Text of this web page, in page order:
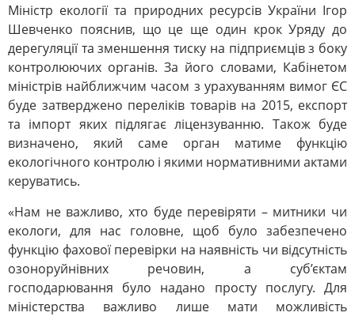
Міністр екології та природних ресурсів України Ігор
Шевченко пояснив, що це ще один крок Уряду до
дерегуляції та зменшення тиску на підприємців з боку
контролюючих органів. За його словами, Кабінетом
міністрів найближчим часом з урахуванням вимог ЄС
буде затверджено переліків товарів на 2015, експорт
та імпорт яких підлягає ліцензуванню. Також буде
визначено, який саме орган матиме функцію
екологічного контролю і якими нормативними актами
керуватись.
«Нам не важливо, хто буде перевіряти – митники чи
екологи, для нас головне, щоб було забезпечено
функцію фахової перевірки на наявність чи відсутність
озоноруйнівних речовин, а суб’єктам
господарювання було надано просту послугу. Для
міністерства важливо лише мати можливість